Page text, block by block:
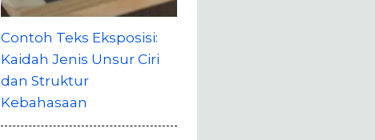
Contoh Teks Eksposisi:
Kaidah Jenis Unsur Ciri
dan Struktur
Kebahasaan